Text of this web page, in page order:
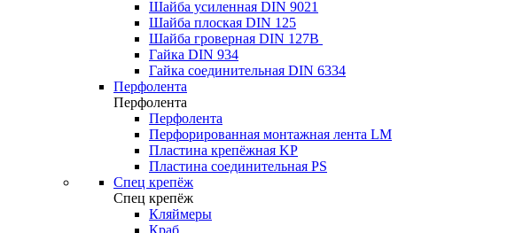
Шайба усиленная DIN 9021
Шайба плоская DIN 125
Шайба гроверная DIN 127B
Гайка DIN 934
Гайка соединительная DIN 6334
Перфолента
Перфолента
Перфолента
Перфорированная монтажная лента LM
Пластина крепёжная KP
Пластина соединительная PS
Спец крепёж
Спец крепёж
Кляймеры
Краб